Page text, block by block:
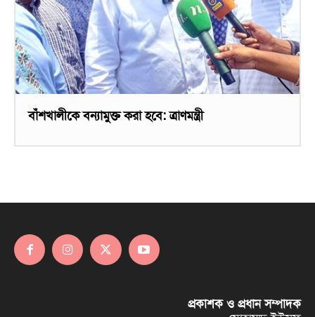
বাঁশখালীকে বন্যামুক্ত করা হবে: ত্রাণমন্ত্রী
প্রকাশক ও প্রধান সম্পাদক